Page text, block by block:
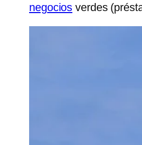
negocios verdes